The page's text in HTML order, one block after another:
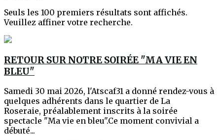
Seuls les 100 premiers résultats sont affichés.
Veuillez affiner votre recherche.
RETOUR SUR NOTRE SOIRÉE "MA VIE EN
BLEU"
Samedi 30 mai 2026, l'Atscaf31 a donné rendez-vous à
quelques adhérents dans le quartier de La
Roseraie, préalablement inscrits à la soirée
spectacle "Ma vie en bleu".Ce moment convivial a
débuté...